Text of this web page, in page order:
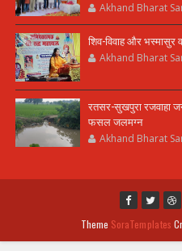
Akhand Bharat
शिव-विवाह और भस्मासुर
Akhand Bharat
रतसर-सुखपुरा रजवाहा
फसल जलमग्न
Akhand Bharat
Theme SoraTemplates